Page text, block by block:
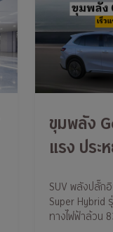
ขุมพลัง
แรง ประ
SUV พลังปลั๊กอิ
Super Hybrid
ทางไฟฟ้าล้วน